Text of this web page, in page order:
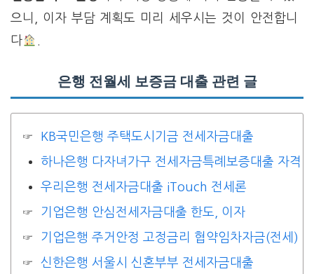
으니, 이자 부담 계획도 미리 세우시는 것이 안전합니
다
은행 전월세 보증금 대출 관련 글
KB국민은행 주택도시기금 전세자금대출
하나은행 다자녀가구 전세자금특례보증대출 자격
우리은행 전세자금대출 iTouch 전세론
기업은행 안심전세자금대출 한도, 이자
기업은행 주거안정 고정금리 협약임차자금(전세)
신한은행 서울시 신혼부부 전세자금대출